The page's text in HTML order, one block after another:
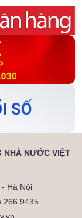
NHÀ NƯỚC VIỆT
Hà Nội
266.9435